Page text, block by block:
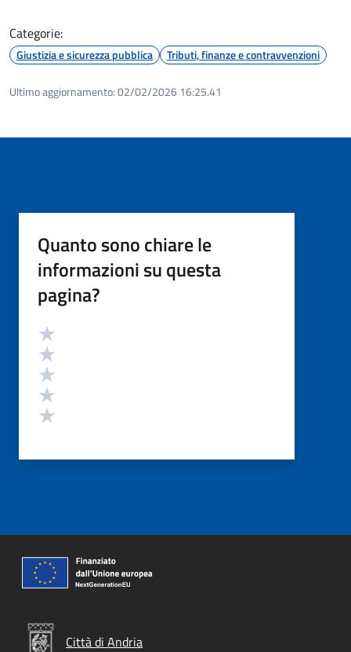
Categorie:
Giustizia e sicurezza pubblica Tributi, finanze e contravvenzioni
Ultimo aggiornamento:02/02/2026 16:25.41
Quanto sono chiare le
informazioni su questa
pagina?
Valutazione
Città di Andria